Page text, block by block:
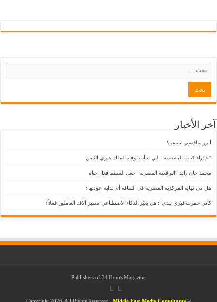
آخر الأخبار
أبرز منافسي نتنياهو؟
“عذراء كينت المقدسة” التي تنبأت بوفاة الملك هنري الثامن
محمد خان رائد “الواقعية المصرية” جعل السينما فعل حياة
هل هي نهاية المركزية المصرية في الثقافة أم بداية عودتها؟
كأني حفرت قبري بيدي”: هل يغيّر الذكاء الاصطناعي مصير آلاف العاملين فعلاً؟
Publishers of 24 Hours Magazine
© Copyright 2026, All Rights Reserved ,
Middle East Media Consultants